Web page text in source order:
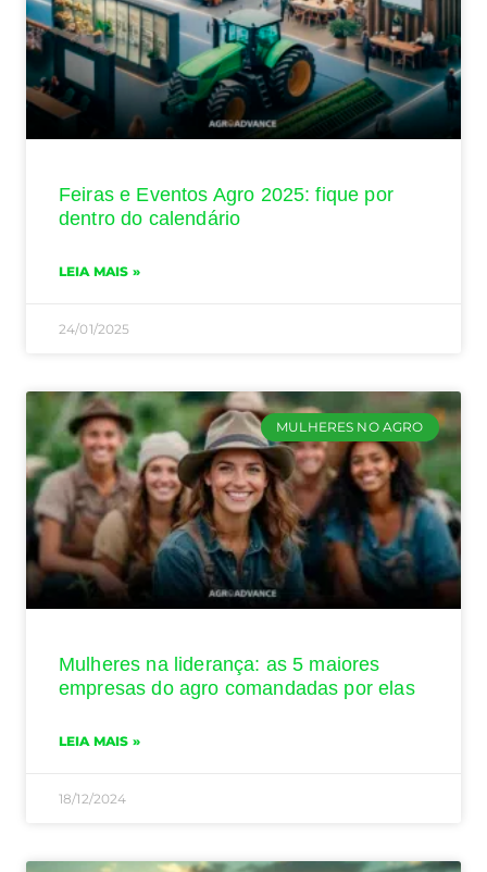
Feiras e Eventos Agro 2025: fique por
dentro do calendário
LEIA MAIS »
24/01/2025
MULHERES NO AGRO
Mulheres na liderança: as 5 maiores
empresas do agro comandadas por elas
LEIA MAIS »
18/12/2024